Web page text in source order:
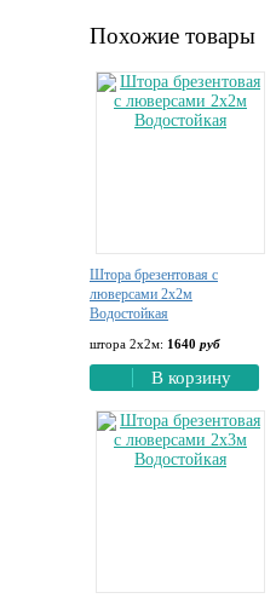
Похожие товары
Штора брезентовая с
люверсами 2х2м
Водостойкая
штора 2х2м: 1640 руб
В корзину